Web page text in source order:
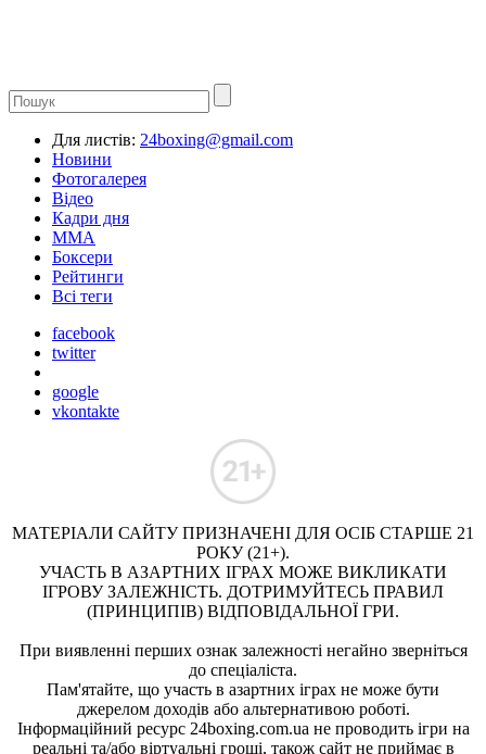
Для листів: 24boxing@gmail.com
Новини
Фотогалерея
Відео
Кадри дня
ММА
Боксери
Рейтинги
Всі теги
facebook
twitter
google
vkontakte
МАТЕРІАЛИ САЙТУ ПРИЗНАЧЕНІ ДЛЯ ОСІБ СТАРШЕ 21
РОКУ (21+).
УЧАСТЬ В АЗАРТНИХ ІГРАХ МОЖЕ ВИКЛИКАТИ
ІГРОВУ ЗАЛЕЖНІСТЬ. ДОТРИМУЙТЕСЬ ПРАВИЛ
(ПРИНЦИПІВ) ВІДПОВІДАЛЬНОЇ ГРИ.
При виявленні перших ознак залежності негайно зверніться
до спеціаліста.
Пам'ятайте, що участь в азартних іграх не може бути
джерелом доходів або альтернативою роботі.
Інформаційний ресурс 24boxing.com.ua не проводить ігри на
реальні та/або віртуальні гроші, також сайт не приймає в